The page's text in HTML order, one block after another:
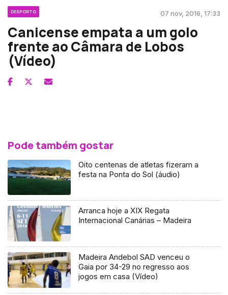
DESPORTO 07 nov, 2016, 17:33
Canicense empata a um golo
frente ao Câmara de Lobos
(Vídeo)
Pode também gostar
Oito centenas de atletas fizeram a
festa na Ponta do Sol (áudio)
Arranca hoje a XIX Regata
Internacional Canárias – Madeira
Madeira Andebol SAD venceu o
Gaia por 34-29 no regresso aos
jogos em casa (Vídeo)